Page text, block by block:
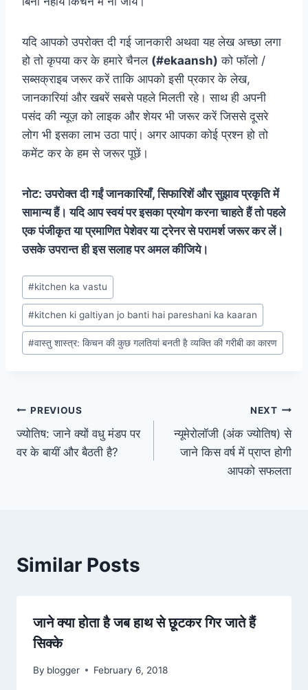
यदि आपको उपरोक्त दी गई जानकारी अथवा यह लेख अच्छा लगा
हो तो कृपया कर के हमारे चैनल (#ekaansh) को फॉलो /
सब्सक्राइब जरूर करें ताकि आपको इसी प्रकार के लेख,
जानकारियां और खबरें सबसे पहले मिलती रहे। साथ ही अपनी
पसंद की न्यूज़ को लाइक और शेयर भी जरूर करें जिससे दूसरे
लोग भी इसका लाभ उठा पाएं। अगर आपका कोई प्रश्न हो तो
कमेंट कर के हम से जरूर पूछें।
नोट:उपरोक्त दी गईं जानकारियाँ,सिफारिशें और सुझाव प्रकृति में
सामान्य हैं। यदि आप स्वयं पर इसका प्रयोग करना चाहते हैं तो पहले
एक पंजीकृत या प्रमाणित पेशेवर या ट्रेनर से परामर्श जरूर कर लें।
उसके उपरान्त ही इस सलाह पर अमल कीजिये।
Post
Tags:
#kitchen ka vastu
#kitchen ki galtiyan jo banti hai pareshani ka kaaran
#वास्तु शास्त्र: किचन की कुछ गलतियां बनती है व्यक्ति की गरीबी का कारण
Post
navigation
PREVIOUS
ज्योतिष: जाने क्यों वधु मंडप पर
वर के बायीं और बैठती है?
NEXT
न्यूमेरोलॉजी (अंक ज्योतिष) से
जाने किस वर्ष में प्राप्त होगी
आपको सफलता
Similar Posts
जाने क्या होता है जब हाथ से छूटकर गिर जाते हैं
सिक्के
By blogger February 6, 2018